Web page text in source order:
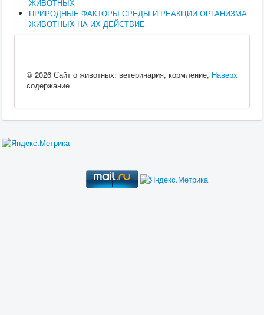
ЖИВОТНЫХ
ПРИРОДНЫЕ ФАКТОРЫ СРЕДЫ И РЕАКЦИИ ОРГАНИЗМА
ЖИВОТНЫХ НА ИХ ДЕЙСТВИЕ
Наверх
© 2026 Сайт о животных: ветеринария, кормление,
содержание